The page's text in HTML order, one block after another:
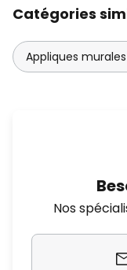
Catégories
Appliques
Nos